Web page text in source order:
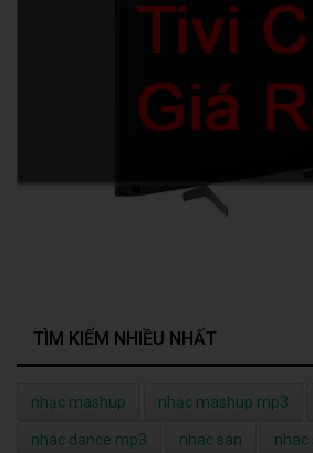
TÌM KIẾM NHIỀU NHẤT
nhạc mashup nhạc mashup mp3
nhac dance mp3 nhac san nhac